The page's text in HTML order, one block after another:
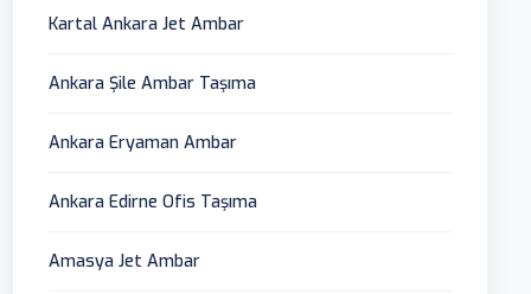
Kartal Ankara Jet Ambar
Ankara Şile Ambar Taşıma
Ankara Eryaman Ambar
Ankara Edirne Ofis Taşıma
Amasya Jet Ambar